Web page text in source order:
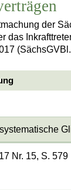
der
das
Nr. 15, S. 579